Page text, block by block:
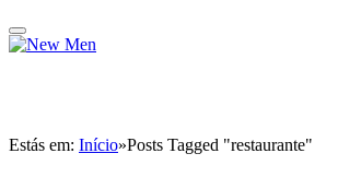
Estás em: Início»Posts Tagged "restaurante"